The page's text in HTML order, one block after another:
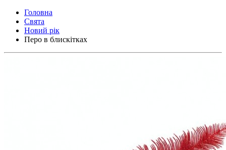
Головна
Свята
Новий рік
Перо в блискітках